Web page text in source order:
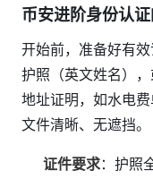
币安进阶身份认
开始前，准备好有
护照（英文姓名）
地址证明，如水电
文件清晰、无遮挡。
证件要求：护照